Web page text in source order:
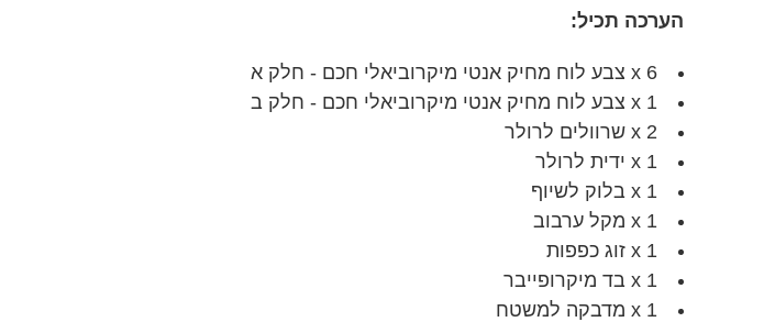
הערכה תכיל:
6 x צבע לוח מחיק אנטי מיקרוביאלי חכם - חלק א
1 x צבע לוח מחיק אנטי מיקרוביאלי חכם - חלק ב
2 x שרוולים לרולר
1 x ידית לרולר
1 x בלוק לשיוף
1 x מקל ערבוב
1 x זוג כפפות
1 x בד מיקרופייבר
1 x מדבקה למשטח